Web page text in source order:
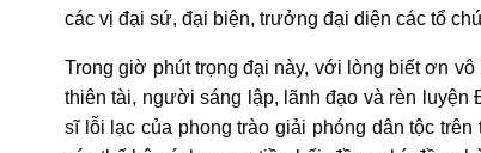
các vị đại sứ, đại biện, trưởng đại diện các tổ
Trong giờ phút trọng đại này, với lòng biết ơn
thiên tài, người sáng lập, lãnh đạo và rèn luyện
sĩ lỗi lạc của phong trào giải phóng dân tộc